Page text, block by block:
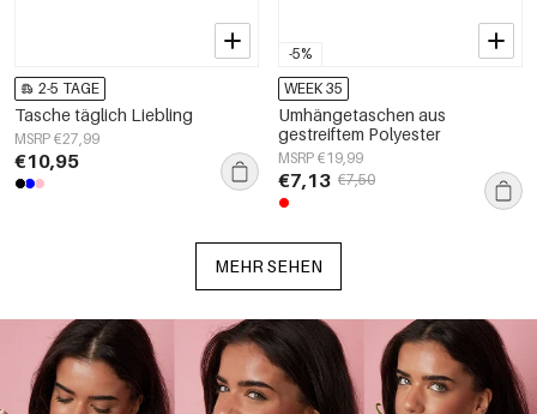
2-5 TAGE
Tasche täglich Liebling
MSRP €27,99
€10,95
-5%
WEEK 35
Umhängetaschen aus
gestreiftem Polyester
MSRP €19,99
€7,13 €7,50
MEHR SEHEN